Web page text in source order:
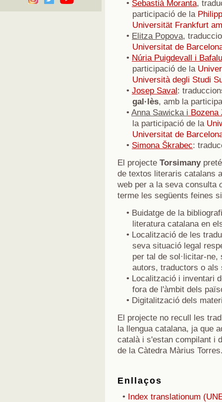
• Sebastià Moranta,
participació de la
Universität Frankfurt
• Elitza Popova,
Universitat de
• Núria Puigdevall i
participació de la
Università degli Studi
• Josep Saval:
gal·lès, amb la
• Anna Sawicka i Bozena
la participació de la
Universitat de
• Simona Škrabec:
El projecte Torsimany
de textos literaris catalans
web per a la seva consulta
terme les següents feines
• Buidatge de la
literatura catalana en
• Localització de les
seva situació legal
per tal de sol·licitar-
autors, traductors o
• Localització i inventari
fora de l'àmbit dels
• Digitalització dels
El projecte no recull les
la llengua catalana, ja que
català i s'estan compilant i
de la Càtedra Màrius
Enllaços
• Index translationum